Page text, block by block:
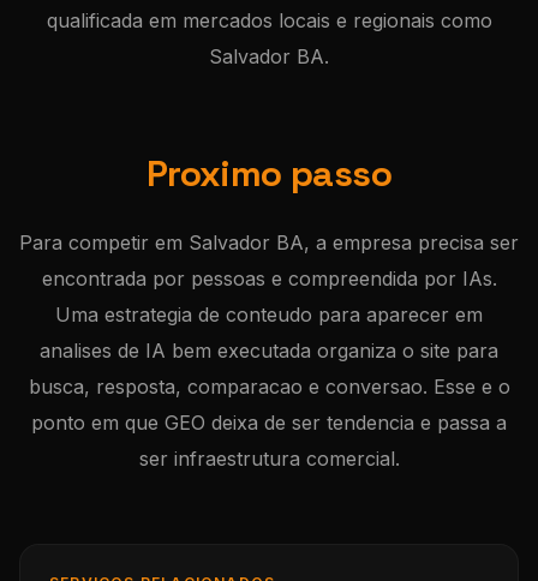
qualificada em mercados locais e regionais como
Salvador BA.
Proximo passo
Para competir em Salvador BA, a empresa precisa ser
encontrada por pessoas e compreendida por IAs.
Uma estrategia de conteudo para aparecer em
analises de IA bem executada organiza o site para
busca, resposta, comparacao e conversao. Esse e o
ponto em que GEO deixa de ser tendencia e passa a
ser infraestrutura comercial.